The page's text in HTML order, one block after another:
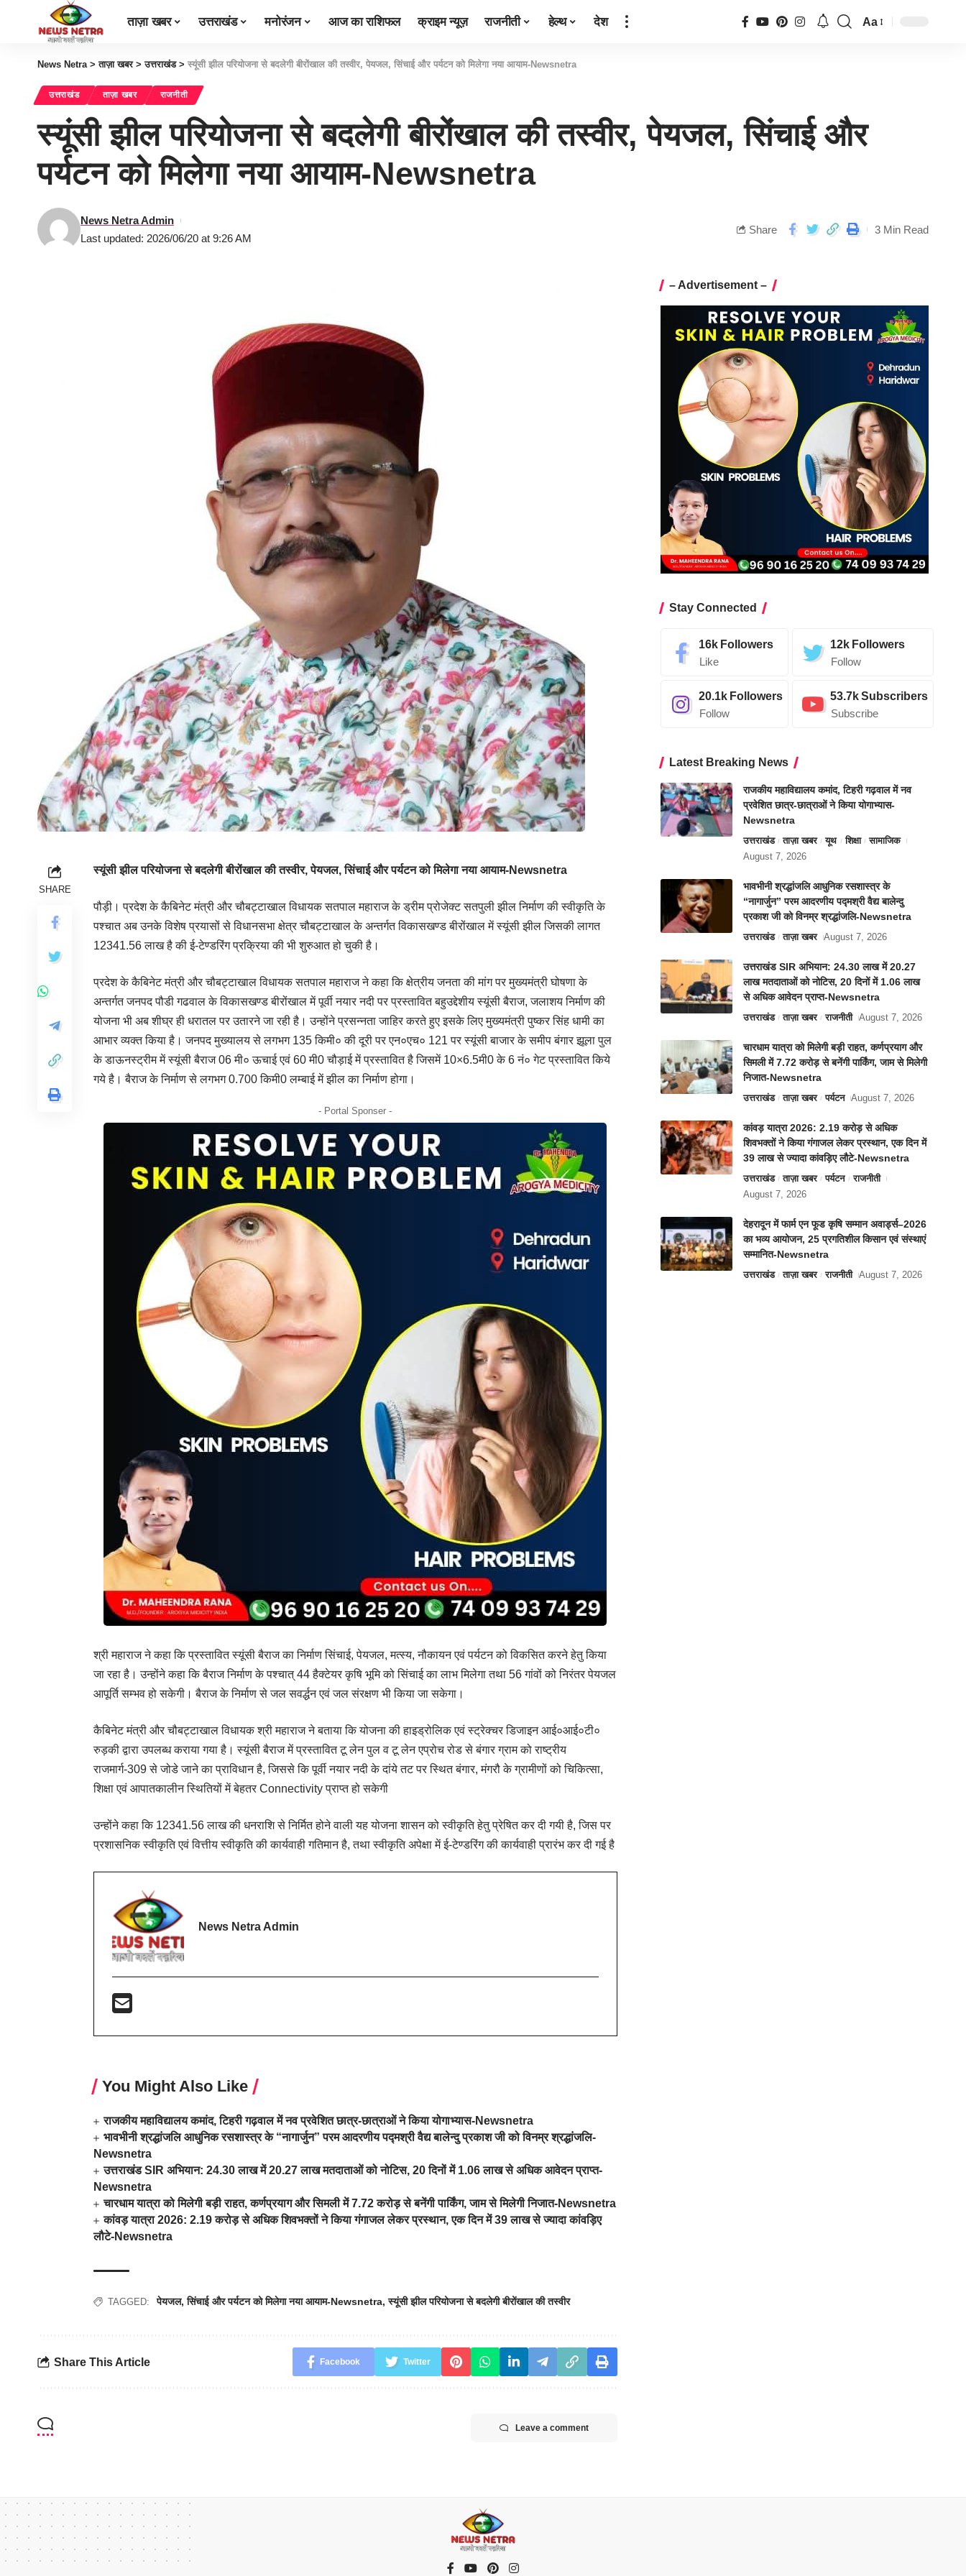
ताज़ा खबर उत्तराखंड मनोरंजन आज का राशिफल क्राइम न्यूज़ राजनीती हेल्थ देश Aa
News Netra>ताज़ा खबर>उत्तराखंड> स्यूंसी झील परियोजना से बदलेगी बीरोंखाल की तस्वीर, पेयजल, सिंचाई और पर्यटन को मिलेगा नया आयाम-Newsnetra
उत्तराखंड ताज़ा खबर राजनीती
स्यूंसी झील परियोजना से बदलेगी बीरोंखाल की तस्वीर, पेयजल, सिंचाई और
पर्यटन को मिलेगा नया आयाम-Newsnetra
Last updated: 2026/06/20 at 9:26 AM
News Netra Admin
Share 3 Min Read
SHARE
स्यूंसी झील परियोजना से बदलेगी बीरोंखाल की तस्वीर, पेयजल, सिंचाई और पर्यटन को मिलेगा नया आयाम-Newsnetra
पौड़ी। प्रदेश के कैबिनेट मंत्री और चौबट्टाखाल विधायक सतपाल महाराज के ड्रीम प्रोजेक्ट सतपुली झील निर्माण की स्वीकृति के
पश्चात अब उनके विशेष प्रयासों से विधानसभा क्षेत्र चौबट्टाखाल के अन्तर्गत विकासखण्ड बीरोंखाल में स्यूंसी झील जिसकी लागत
12341.56 लाख है की ई-टेण्डरिंग प्रक्रिया की भी शुरुआत हो चुकी है।
प्रदेश के कैबिनेट मंत्री और चौबट्टाखाल विधायक सतपाल महाराज ने कहा कि क्षेत्रीय जनता की मांग पर मुख्यमंत्री घोषणा के
अन्तर्गत जनपद पौडी गढवाल के विकासखण्ड बीरोंखाल में पूर्वी नयार नदी पर प्रस्तावित बहुउद्देशीय स्यूंसी बैराज, जलाशय निर्माण की
योजना भी अब शीघ्र ही धरातल पर उतारने जा रही है। उन्होंने प्रसन्नता जाहिर करते हुए इसके लिए मुख्यमंत्री पुष्कर सिंह धामी का
आभार व्यक्त किया है। जनपद मुख्यालय से लगभग 135 किमी० की दूरी पर एन०एच० 121 पर स्यूंसी बाजार के समीप बंगार झूला पुल
के डाऊनस्ट्रीम में स्यूंसी बैराज 06 मी० ऊचाई एवं 60 मी0 चौड़ाई में प्रस्तावित है जिसमें 10×6.5मी0 के 6 नं० गेट प्रस्तावित किये
गये है। बैराज के निर्माण से लगभग 0.700 किमी0 लम्बाई में झील का निर्माण होगा।
- Portal Sponser -
श्री महाराज ने कहा कि प्रस्तावित स्यूंसी बैराज का निर्माण सिंचाई, पेयजल, मत्स्य, नौकायन एवं पर्यटन को विकसित करने हेतु किया
जा रहा है। उन्होंने कहा कि बैराज निर्माण के पश्चात् 44 हैक्टेयर कृषि भूमि को सिंचाई का लाभ मिलेगा तथा 56 गांवों को निरंतर पेयजल
आपूर्ति सम्भव हो सकेगी। बैराज के निर्माण से जल सवर्द्धन एवं जल संरक्षण भी किया जा सकेगा।
कैबिनेट मंत्री और चौबट्टाखाल विधायक श्री महाराज ने बताया कि योजना की हाइड्रोलिक एवं स्ट्रेक्चर डिजाइन आई०आई०टी०
रुड़की द्वारा उपलब्ध कराया गया है। स्यूंसी बैराज में प्रस्तावित टू लेन पुल व टू लेन एप्रोच रोड से बंगार ग्राम को राष्ट्रीय
राजमार्ग-309 से जोडे जाने का प्राविधान है, जिससे कि पूर्वी नयार नदी के दांये तट पर स्थित बंगार, मंगरौ के ग्रामीणों को चिकित्सा,
शिक्षा एवं आपातकालीन स्थितियों में बेहतर Connectivity प्राप्त हो सकेगी
उन्होंने कहा कि 12341.56 लाख की धनराशि से निर्मित होने वाली यह योजना शासन को स्वीकृति हेतु प्रेषित कर दी गयी है, जिस पर
प्रशासनिक स्वीकृति एवं वित्तीय स्वीकृति की कार्यवाही गतिमान है, तथा स्वीकृति अपेक्षा में ई-टेण्डरिंग की कार्यवाही प्रारंभ कर दी गई है
News Netra Admin
You Might Also Like
राजकीय महाविद्यालय कमांद, टिहरी गढ़वाल में नव प्रवेशित छात्र-छात्राओं ने किया योगाभ्यास-Newsnetra
भावभीनी श्रद्धांजलि आधुनिक रसशास्त्र के “नागार्जुन” परम आदरणीय पद्मश्री वैद्य बालेन्दु प्रकाश जी को विनम्र श्रद्धांजलि-
Newsnetra
उत्तराखंड SIR अभियान: 24.30 लाख में 20.27 लाख मतदाताओं को नोटिस, 20 दिनों में 1.06 लाख से अधिक आवेदन प्राप्त-
Newsnetra
चारधाम यात्रा को मिलेगी बड़ी राहत, कर्णप्रयाग और सिमली में 7.72 करोड़ से बनेंगी पार्किंग, जाम से मिलेगी निजात-Newsnetra
कांवड़ यात्रा 2026: 2.19 करोड़ से अधिक शिवभक्तों ने किया गंगाजल लेकर प्रस्थान, एक दिन में 39 लाख से ज्यादा कांवड़िए
लौटे-Newsnetra
TAGGED: पेयजल,सिंचाई और पर्यटन को मिलेगा नया आयाम-Newsnetra,स्यूंसी झील परियोजना से बदलेगी बीरोंखाल की तस्वीर
Share This Article Facebook Twitter
Leave a comment
– Advertisement –
Stay Connected
16k Followers
Like
12k Followers
Follow
20.1k Followers
Follow
53.7kSubscribers
Subscribe
Latest Breaking News
राजकीय महाविद्यालय कमांद, टिहरी गढ़वाल में नव
प्रवेशित छात्र-छात्राओं ने किया योगाभ्यास-
Newsnetra
उत्तराखंड ताज़ा खबर यूथ शिक्षा
सामाजिक
August 7, 2026
भावभीनी श्रद्धांजलि आधुनिक रसशास्त्र के
“नागार्जुन” परम आदरणीय पद्मश्री वैद्य बालेन्दु
प्रकाश जी को विनम्र श्रद्धांजलि-Newsnetra
उत्तराखंड ताज़ा खबर August 7, 2026
उत्तराखंड SIR अभियान: 24.30 लाख में 20.27
लाख मतदाताओं को नोटिस, 20 दिनों में 1.06 लाख
से अधिक आवेदन प्राप्त-Newsnetra
उत्तराखंड ताज़ा खबर राजनीती August 7, 2026
चारधाम यात्रा को मिलेगी बड़ी राहत, कर्णप्रयाग और
सिमली में 7.72 करोड़ से बनेंगी पार्किंग, जाम से मिलेगी
निजात-Newsnetra
उत्तराखंड ताज़ा खबर पर्यटन August 7, 2026
कांवड़ यात्रा 2026: 2.19 करोड़ से अधिक
शिवभक्तों ने किया गंगाजल लेकर प्रस्थान, एक दिन में
39 लाख से ज्यादा कांवड़िए लौटे-Newsnetra
उत्तराखंड ताज़ा खबर पर्यटन
राजनीती
August 7, 2026
देहरादून में फार्म एन फूड कृषि सम्मान अवार्ड्स–2026
का भव्य आयोजन, 25 प्रगतिशील किसान एवं संस्थाएं
सम्मानित-Newsnetra
उत्तराखंड ताज़ा खबर राजनीती August 7, 2026